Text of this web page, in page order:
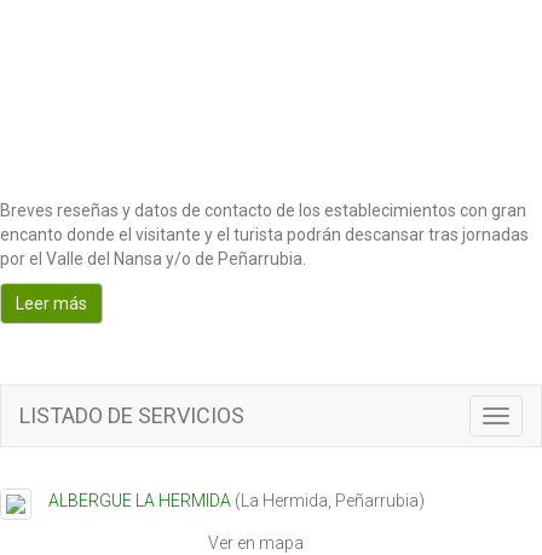
Breves reseñas y datos de contacto de los establecimientos con gran
encanto donde el visitante y el turista podrán descansar tras jornadas
por el Valle del Nansa y/o de Peñarrubia.
Leer más
T
o
LISTADO DE SERVICIOS
ALBERGUE LA HERMIDA ( La Hermida Peñarrubia)
Ver en mapa